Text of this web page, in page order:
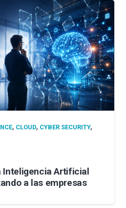
, CLOUD, CYBER SECURITY,
Inteligencia Artificial
a las empresas